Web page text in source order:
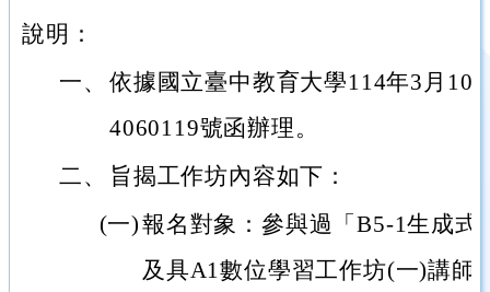
說明：
一、 依據國立臺中教育大學114年3月10
4060119號函辦理。
二、
旨揭工作坊內容如下：
(一)報名對象：參與過「B5-1生成
及具A1數位學習工作坊(一)講師